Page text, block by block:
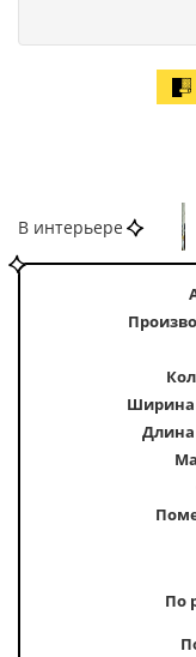
В интерьере
Ширина
Длина
По